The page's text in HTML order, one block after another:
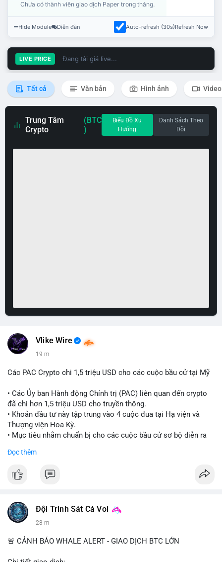
Chưa có thành viên giao dịch Paper trong tháng.
Hide Module Diễn đàn Auto-refresh (30s)Refresh Now
LIVE PRICE Đang tải giá live...
Tất cả Văn bản Hình ảnh Video
Trung Tâm
Crypto
(BTC
)
Biểu Đồ Xu
Hướng
Danh Sách Theo
Dõi
Vlike Wire
19 m
Các PAC Crypto chi 1,5 triệu USD cho các cuộc bầu cử tại Mỹ
• Các Ủy ban Hành động Chính trị (PAC) liên quan đến crypto
đã chi hơn 1,5 triệu USD cho truyền thông.
• Khoản đầu tư này tập trung vào 4 cuộc đua tại Hạ viện và
Thượng viện Hoa Kỳ.
• Mục tiêu nhằm chuẩn bị cho các cuộc bầu cử sơ bộ diễn ra
#vlikevn #titanbot
Đọc thêm
Đội Trinh Sát Cá Voi
28 m
🚨 CẢNH BÁO WHALE ALERT - GIAO DỊCH BTC LỚN